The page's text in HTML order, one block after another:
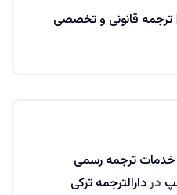
| ترجمه قانونی و تخصصی
| خدمات ترجمه رسمی
دردارالترجمه ترکی